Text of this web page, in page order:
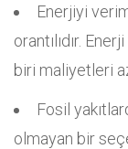
Enerjiyi
orantılıdır.
biri maliyetleri
Fosil
olmayan bir